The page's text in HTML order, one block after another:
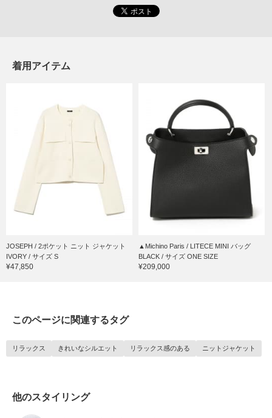
着用アイテム
JOSEPH / 2ポケット ニット ジャケット
IVORY / サイズ S
¥47,850
▲Michino Paris / LITECE MINI バッグ
BLACK / サイズ ONE SIZE
¥209,000
このページに関連するタグ
リラックス きれいなシルエット リラックス感のある ニットジャケット
他のスタイリング